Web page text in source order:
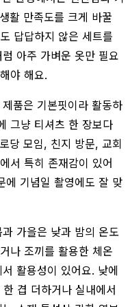
활 만족도를 크게 바꿀
답답하지 않은 세트를
아주 가벼운 옷만 필요
야 해요.
품은 기본핏이라 활동하
그냥 티셔츠 한 장보다
당 모임, 친지 방문, 교회
서 특히 존재감이 있어
에 기념일 촬영에도 잘 맞
가을은 낮과 밤의 온도
나 조끼를 활용한 체온
활용성이 있어요. 낮에
겹 더하거나 실내에서